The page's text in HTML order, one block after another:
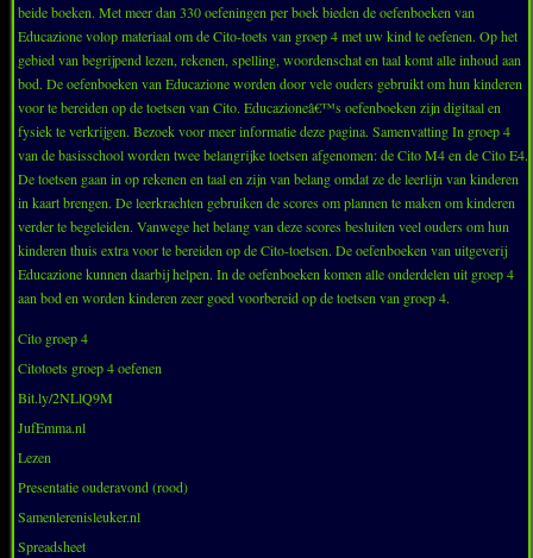
beide boeken. Met meer dan 330 oefeningen per boek bieden de oefenboeken van
Educazione volop materiaal om de Cito-toets van groep 4 met uw kind te oefenen. Op het
gebied van begrijpend lezen, rekenen, spelling, woordenschat en taal komt alle inhoud aan
bod. De oefenboeken van Educazione worden door vele ouders gebruikt om hun kinderen
voor te bereiden op de toetsen van Cito. Educazioneâ€™s oefenboeken zijn digitaal en
fysiek te verkrijgen. Bezoek voor meer informatie deze pagina. Samenvatting In groep 4
van de basisschool worden twee belangrijke toetsen afgenomen: de Cito M4 en de Cito E4.
De toetsen gaan in op rekenen en taal en zijn van belang omdat ze de leerlijn van kinderen
in kaart brengen. De leerkrachten gebruiken de scores om plannen te maken om kinderen
verder te begeleiden. Vanwege het belang van deze scores besluiten veel ouders om hun
kinderen thuis extra voor te bereiden op de Cito-toetsen. De oefenboeken van uitgeverij
Educazione kunnen daarbij helpen. In de oefenboeken komen alle onderdelen uit groep 4
aan bod en worden kinderen zeer goed voorbereid op de toetsen van groep 4.
Cito groep 4
Citotoets groep 4 oefenen
Bit.ly/2NLlQ9M
JufEmma.nl
Lezen
Presentatie ouderavond (rood)
Samenlerenisleuker.nl
Spreadsheet